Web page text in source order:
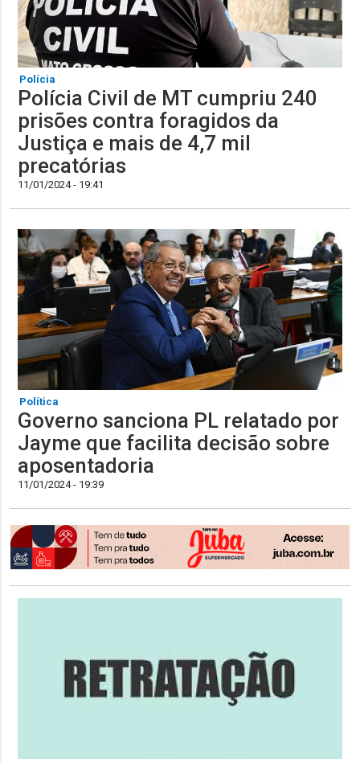
Polícia
Polícia Civil de MT cumpriu 240
prisões contra foragidos da
Justiça e mais de 4,7 mil
precatórias
11/01/2024 - 19:41
Política
Governo sanciona PL relatado por
Jayme que facilita decisão sobre
aposentadoria
11/01/2024 - 19:39